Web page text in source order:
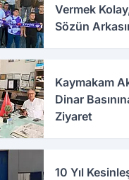
Vermek
Sözün
Kaymakam
Dinar
Ziyaret
10 Yıl